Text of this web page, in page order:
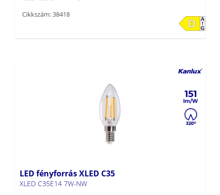
Cikkszám: 38418
151
LED fényforrás XLED C35
XLED C35E14 7W-NW